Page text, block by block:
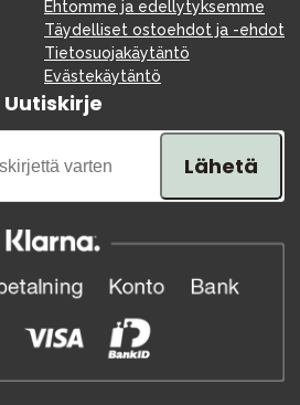
Ehtomme ja edellytyksemme
Täydelliset ostoehdot ja -ehdot
Tietosuojakäytäntö
Evästekäytäntö
Uutiskirje
Lähetä